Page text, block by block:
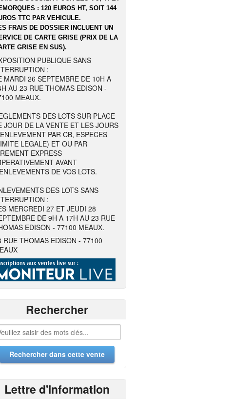
: 120 EUROS HT, SOIT 144
TTC PAR VEHICULE.
FRAIS DE DOSSIER INCLUENT UN
DE CARTE GRISE (PRIX DE LA
GRISE EN SUS).
PUBLIQUE SANS
:
MARDI 26 SEPTEMBRE DE 10H A
AU 23 RUE THOMAS EDISON -
MEAUX.
DES LOTS SUR PLACE
JOUR DE LA VENTE ET LES JOURS
PAR CB, ESPECES
LEGALE) ET OU PAR
EXPRESS
AVANT
DE VOS LOTS.
DES LOTS SANS
:
MERCREDI 27 ET JEUDI 28
DE 9H A 17H AU 23 RUE
EDISON - 77100 MEAUX.
RUE THOMAS EDISON - 77100
Rechercher
Lettre d'information